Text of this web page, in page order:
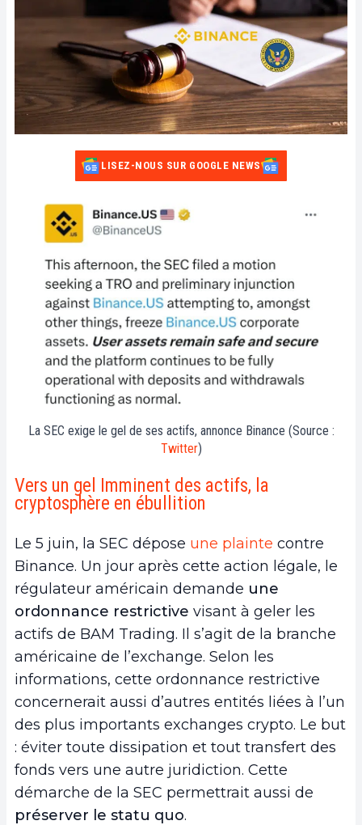
LISEZ-NOUS SUR GOOGLE NEWS
La SEC exige le gel de ses actifs, annonce Binance (Source :
Twitter)
Vers un gel Imminent des actifs, la
cryptosphère en ébullition
Le 5 juin, la SEC dépose une plainte contre
Binance. Un jour après cette action légale, le
régulateur américain demande une
ordonnance restrictive visant à geler les
actifs de BAM Trading. Il s’agit de la branche
américaine de l’exchange. Selon les
informations, cette ordonnance restrictive
concernerait aussi d’autres entités liées à l’un
des plus importants exchanges crypto. Le but
: éviter toute dissipation et tout transfert des
fonds vers une autre juridiction. Cette
démarche de la SEC permettrait aussi de
préserver le statu quo.